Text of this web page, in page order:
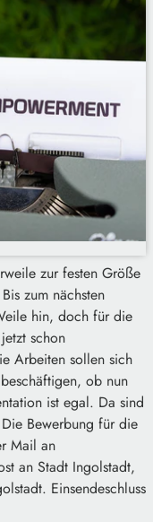
zur festen Größe
zum nächsten
hin, doch für die
schon
Arbeiten sollen sich
ob nun
ist egal. Da sind
Bewerbung für die
Mail an
an Stadt Ingolstadt,
Einsendeschluss